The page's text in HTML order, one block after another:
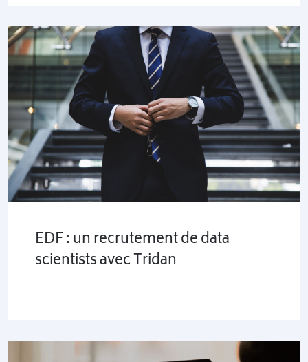
EDF : un recrutement de data
scientists avec Tridan